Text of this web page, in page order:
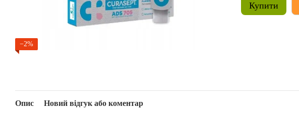
−2%
Купити
Опис Новий відгук або коментар